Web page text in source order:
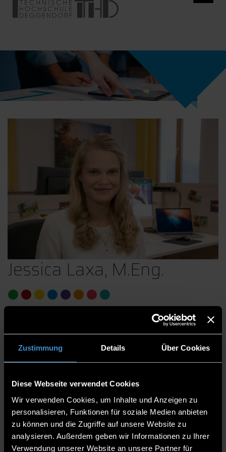
Zustimmung Details Über Cookies
Diese Webseite verwendet Cookies
Wir verwenden Cookies, um Inhalte und Anzeigen zu
personalisieren, Funktionen für soziale Medien anbieten
zu können und die Zugriffe auf unsere Website zu
analysieren. Außerdem geben wir Informationen zu Ihrer
Verwendung unserer Website an unsere Partner für
Jessica Laxa, M.Eng.
Akzelerierung & Skalierung
Medieninformatik
Digitalisierung
Zentrum für angewandte Forschung
BITZ Oberschneiding - Bayerisches Innovations
Transformations Zentrum
Operative Leitung
Operative Leitung BITZ Oberschneiding